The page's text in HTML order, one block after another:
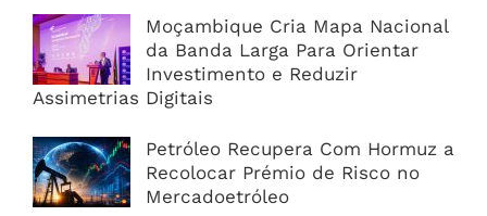
Moçambique Cria Mapa Nacional
da Banda Larga Para Orientar
Investimento e Reduzir
Assimetrias Digitais
Petróleo Recupera Com Hormuz a
Recolocar Prémio de Risco no
Mercadoetróleo